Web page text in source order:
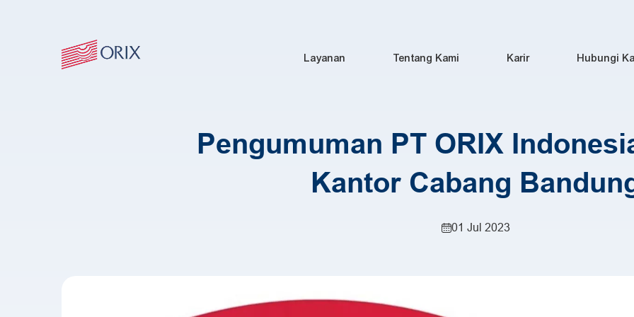
Layanan Tentang Kami Karir Hubungi
Pengumuman PT ORIX
Kantor Cabang
01 Jul 2023